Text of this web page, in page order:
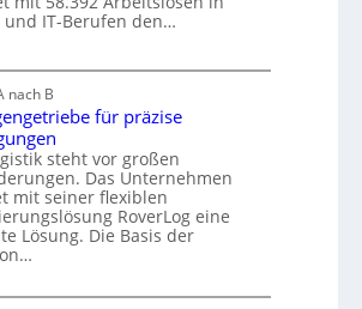
und IT-Berufen den…
nach B
für präzise
steht vor großen
Das Unternehmen
mit seiner flexiblen
RoverLog eine
Lösung. Die Basis der